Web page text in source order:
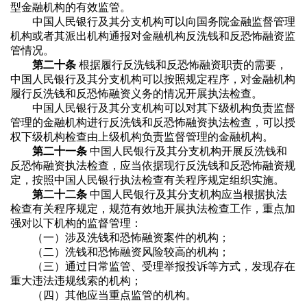
型金融机构的有效监管。
中国人民银行及其分支机构可以向国务院金融监督管理
机构或者其派出机构通报对金融机构反洗钱和反恐怖融资监
管情况。
第二十条 根据履行反洗钱和反恐怖融资职责的需要，
中国人民银行及其分支机构可以按照规定程序，对金融机构
履行反洗钱和反恐怖融资义务的情况开展执法检查。
中国人民银行及其分支机构可以对其下级机构负责监督
管理的金融机构进行反洗钱和反恐怖融资执法检查，可以授
权下级机构检查由上级机构负责监督管理的金融机构。
第二十一条 中国人民银行及其分支机构开展反洗钱和
反恐怖融资执法检查，应当依据现行反洗钱和反恐怖融资规
定，按照中国人民银行执法检查有关程序规定组织实施。
第二十二条 中国人民银行及其分支机构应当根据执法
检查有关程序规定，规范有效地开展执法检查工作，重点加
强对以下机构的监督管理：
（一）涉及洗钱和恐怖融资案件的机构；
（二）洗钱和恐怖融资风险较高的机构；
（三）通过日常监管、受理举报投诉等方式，发现存在
重大违法违规线索的机构；
（四）其他应当重点监管的机构。